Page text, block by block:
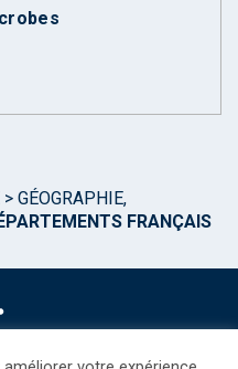
> GÉOGRAPHIE,
FRANÇAIS